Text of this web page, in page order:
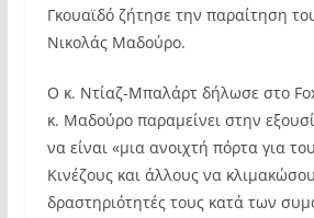
Γκουαϊδό ζήτησε την παραίτηση
Νικολάς Μαδούρο.
Ο κ. Ντίαζ-Μπαλάρτ δήλωσε στο
κ. Μαδούρο παραμείνει στην
να είναι «μια ανοιχτή πόρτα για
Κινέζους και άλλους να
δραστηριότητές τους κατά των